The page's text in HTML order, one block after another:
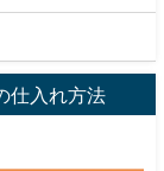
仕入れ方法